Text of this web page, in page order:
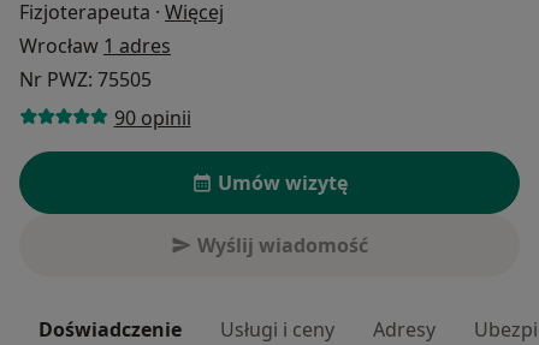
Fizjoterapeuta · Więcej
Wrocław 1 adres
Nr PWZ: 75505
90 opinii
Umów wizytę
Wyślij wiadomość
Doświadczenie Usługi i ceny Adresy